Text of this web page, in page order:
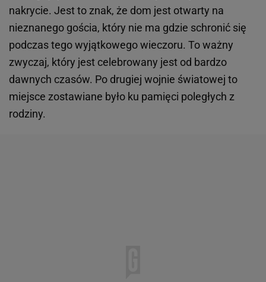
nakrycie. Jest to znak, że dom jest otwarty na
nieznanego gościa, który nie ma gdzie schronić się
podczas tego wyjątkowego wieczoru. To ważny
zwyczaj, który jest celebrowany jest od bardzo
dawnych czasów. Po drugiej wojnie światowej to
miejsce zostawiane było ku pamięci poległych z
rodziny.